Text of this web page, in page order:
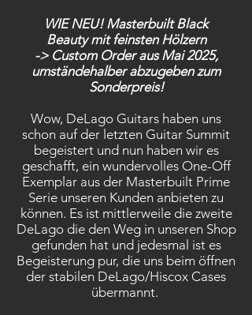
​WIE NEU! Masterbuilt Black
Beautymit feinsten Hölzern
-> Custom Order aus Mai 2025,
umständehalber abzugeben zum
Sonderpreis!
Wow, DeLago Guitars haben uns
schon auf der letzten Guitar Summit
begeistert und nun haben wir es
geschafft, ein wundervolles One-Off
Exemplar aus der Masterbuilt Prime
Serie unseren Kunden anbieten zu
können. Es ist mittlerweile die zweite
DeLago die den Weg in unseren Shop
gefunden hat und jedesmal ist es
Begeisterung pur, die uns beim öffnen
der stabilen DeLago/Hiscox Cases
übermannt.